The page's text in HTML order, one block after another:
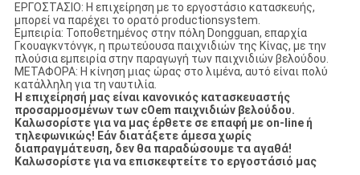
ΕΡΓΟΣΤΑΣΙΟ: Η επιχείρηση με το εργοστάσιο κατασκευής,
μπορεί να παρέχει το ορατό productionsystem.
Εμπειρία: Τοποθετημένος στην πόλη Dongguan, επαρχία
Γκουαγκντόνγκ, η πρωτεύουσα παιχνιδιών της Κίνας, με την
πλούσια εμπειρία στην παραγωγή των παιχνιδιών βελούδου.
ΜΕΤΑΦΟΡΑ: Η κίνηση μιας ώρας στο λιμένα, αυτό είναι πολύ
κατάλληλη για τη ναυτιλία.
Η επιχείρησή μας είναι κανονικός κατασκευαστής
προσαρμοσμένων των cOem παιχνιδιών βελούδου.
Καλωσορίστε για να μας έρθετε σε επαφή με on-line ή
τηλεφωνικώς! Εάν διατάξετε άμεσα χωρίς
διαπραγμάτευση, δεν θα παραδώσουμε τα αγαθά!
Καλωσορίστε για να επισκεφτείτε το εργοστάσιό μας